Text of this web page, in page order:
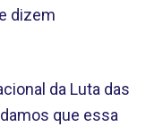
dizem
da Luta das
que essa